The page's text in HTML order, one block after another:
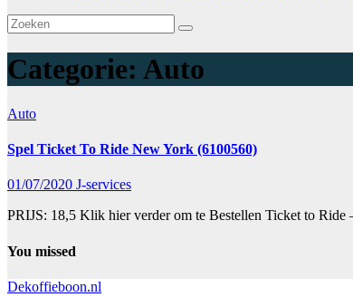
Categorie: Auto
Auto
Spel Ticket To Ride New York (6100560)
01/07/2020 J-services
PRIJS: 18,5 Klik hier verder om te Bestellen Ticket to
You missed
Dekoffieboon.nl